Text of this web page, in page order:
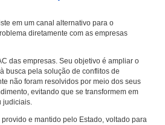
em um canal alternativo para o
diretamente com as empresas
das empresas. Seu objetivo é ampliar o
busca pela solução de conflitos de
não foram resolvidos por meio dos seus
evitando que se transformem em
judiciais.
provido e mantido pelo Estado, voltado para